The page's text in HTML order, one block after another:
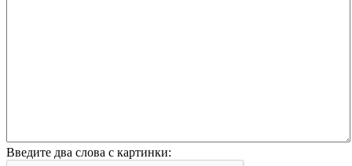
Введите два слова с картинки: